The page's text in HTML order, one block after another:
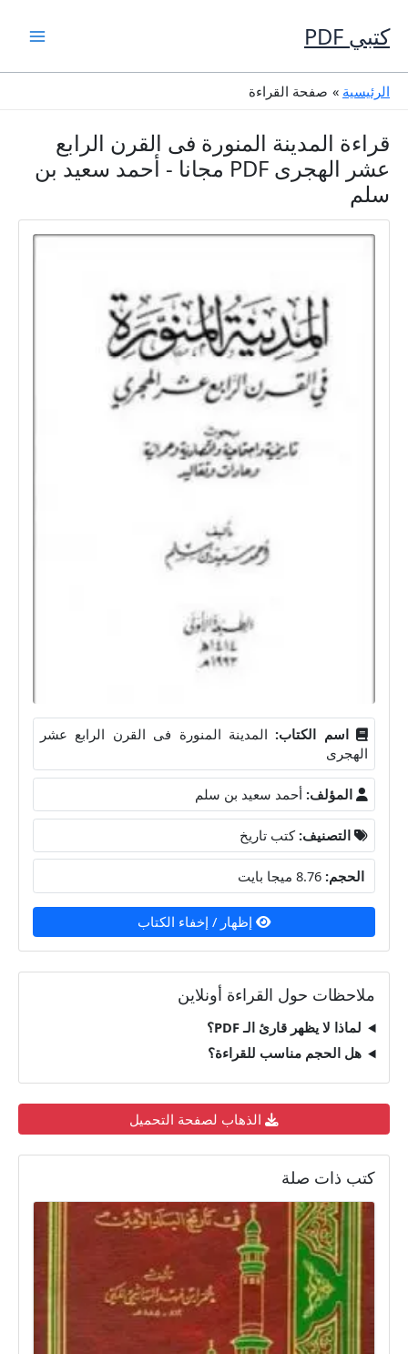
إلى
المحتوى
كتبي PDF
الرئيسية صفحة القراءة
قراءة المدينة المنورة فى القرن الرابع
عشر الهجرى PDF مجانا - أحمد سعيد بن
سلم
اسم الكتاب: المدينة المنورة فى القرن الرابع عشر
الهجرى
المؤلف: أحمد سعيد بن سلم
التصنيف: كتب تاريخ
الحجم:
إظهار / إخفاء الكتاب
ملاحظات حول القراءة أونلاين
لماذا لا يظهر قارئ الـ PDF؟
هل الحجم مناسب للقراءة؟
الذهاب لصفحة التحميل
كتب ذات صلة